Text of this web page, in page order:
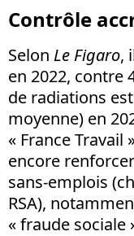
Contrôle
Selon Le Figaro,
en 2022, contre
de radiations
moyenne) en
« France Travail
encore
sans-emplois
RSA),
« fraude sociale